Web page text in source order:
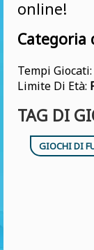
online!
Categoria
Tempi Giocati:
Limite Di Età:
TAG DI
GIOCHI DI